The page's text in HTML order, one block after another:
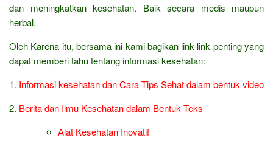
dan meningkatkan kesehatan. Baik secara medis maupun
herbal.
Oleh Karena itu, bersama ini kami bagikan link-link penting yang
dapat memberi tahu tentang informasi kesehatan:
1. Informasi kesehatan dan Cara Tips Sehat dalam bentuk video
2. Berita dan Ilmu Kesehatan dalam Bentuk Teks
Alat Kesehatan Inovatif